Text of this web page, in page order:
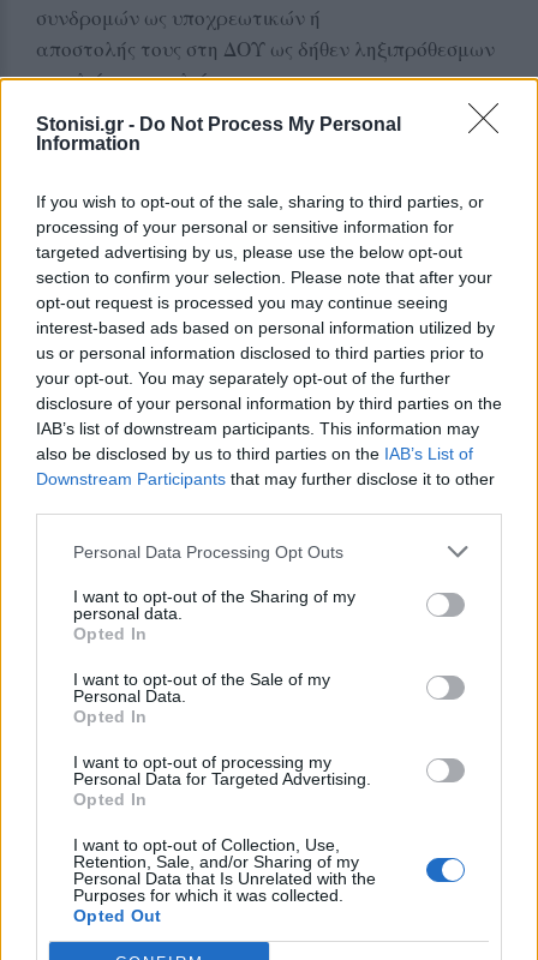
Stonisi.gr - Do Not Process My Personal
Information
If you wish to opt-out of the sale, sharing to third parties, or
processing of your personal or sensitive information for
targeted advertising by us, please use the below opt-out
section to confirm your selection. Please note that after your
opt-out request is processed you may continue seeing
interest-based ads based on personal information utilized by
us or personal information disclosed to third parties prior to
your opt-out. You may separately opt-out of the further
disclosure of your personal information by third parties on the
IAB’s list of downstream participants. This information may
also be disclosed by us to third parties on the IAB’s List of
Downstream Participants that may further disclose it to other
Personal Data Processing Opt Outs
I want to opt-out of the Sharing of my
personal data.
Opted In
I want to opt-out of the Sale of my
Personal Data.
Opted In
I want to opt-out of processing my
Personal Data for Targeted Advertising.
Opted In
I want to opt-out of Collection, Use,
Retention, Sale, and/or Sharing of my
Personal Data that Is Unrelated with the
Purposes for which it was collected.
Opted Out
συνδρομών ως υποχρεωτικών ή
αποστολής τους στη ΔΟΥ ως δήθεν ληξιπρόθεσμων
οφειλών, αποτελεί
αυθαίρετη και νομικά αμφισβητήσιμη πρακτική.
Καλώ κάθε επιχειρηματία της Λέσβου να ζητά
Γ.Ε.ΜΗ. και επιμελητηριακών συνδρομών και,
εφόσον υπάρξουν πιέσεις ή
εκβιασμοί, να απευθύνεται άμεσα στον Συνήγορο
του Πολίτη και στις αρμόδιες
αρχές.
Όταν τα μέλη του Επιμελητηρίου μάθουν τι
πραγματικά συνέβαινε όλα τα
προηγούμενα χρόνια, λυπάμαι αλλά ούτε το 7%
δεν θα συνεχίσει να πληρώνει
συνδρομές.
Με εκβιασμούς και απειλές δεν χτίζεται
εμπιστοσύνη.
ακόμη περισσότερο τους επιχειρηματίες από το
Επιμελητήριο.
Τέσσερις μήνες μετά την ανάληψη της προεδρίας,
ο κ. Τατάκης εξακολουθεί να
παριστάνει τον «μεταρρυθμιστή», χωρίς να έχει
δώσει ούτε μία πειστική απάντηση
για το τι έκανε τα προηγούμενα χρόνια ως
αντιπρόεδρος. Με απλά λόγια, ως ο άνθρωπος που
βρισκόταν δίπλα στον κ.
Μυρσινιά σε κάθε σημαντική απόφαση ως
«αντιβασιλέας» (αν δεν ήταν τελικά